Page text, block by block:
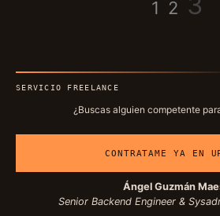
Paginación
de
entradas
1 2
SERVICIO FREELANCE
¿Buscas alguien competente
CONTRATAME YA EN
Ángel Guzmán
Senior Backend Engineer &